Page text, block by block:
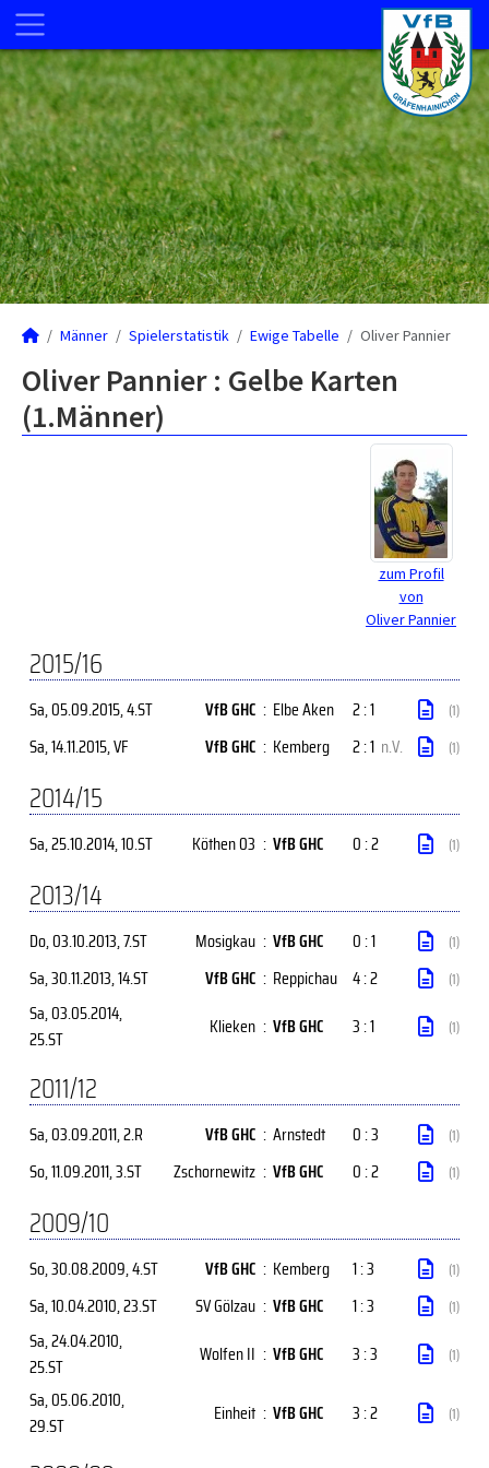
Männer Spielerstatistik Ewige Tabelle Oliver Pannier
Oliver Pannier : Gelbe Karten
(1.Männer)
zum Profil
von
Oliver Pannier
2015/16
Sa, 05.09.2015, 4.ST VfB GHC : Elbe Aken 2 : 1 (1)
Sa, 14.11.2015, VF VfB GHC : Kemberg 2 : 1 n.V. (1)
2014/15
Sa, 25.10.2014, 10.ST Köthen 03 : VfB GHC 0 : 2 (1)
2013/14
Do, 03.10.2013, 7.ST Mosigkau : VfB GHC 0 : 1 (1)
Sa, 30.11.2013, 14.ST VfB GHC : Reppichau 4 : 2 (1)
Sa, 03.05.2014,
25.ST
Klieken : VfB GHC 3 : 1 (1)
2011/12
Sa, 03.09.2011, 2.R VfB GHC : Arnstedt 0 : 3 (1)
So, 11.09.2011, 3.ST Zschornewitz : VfB GHC 0 : 2 (1)
2009/10
So, 30.08.2009, 4.ST VfB GHC : Kemberg 1 : 3 (1)
Sa, 10.04.2010, 23.ST SV Gölzau : VfB GHC 1 : 3 (1)
Sa, 24.04.2010,
25.ST
Wolfen II : VfB GHC 3 : 3 (1)
Sa, 05.06.2010,
29.ST
Einheit : VfB GHC 3 : 2 (1)